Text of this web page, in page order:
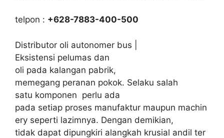
telpon : +628-7883-400-500
Distributor oli autonomer bus |
Eksistensi pelumas dan
oli pada kalangan pabrik,
memegang peranan pokok. Selaku salah
satu komponen perlu ada
pada setiap proses manufaktur maupun machin
ery seperti lazimnya. Dengan demikian,
tidak dapat dipungkiri alangkah krusial andil ter